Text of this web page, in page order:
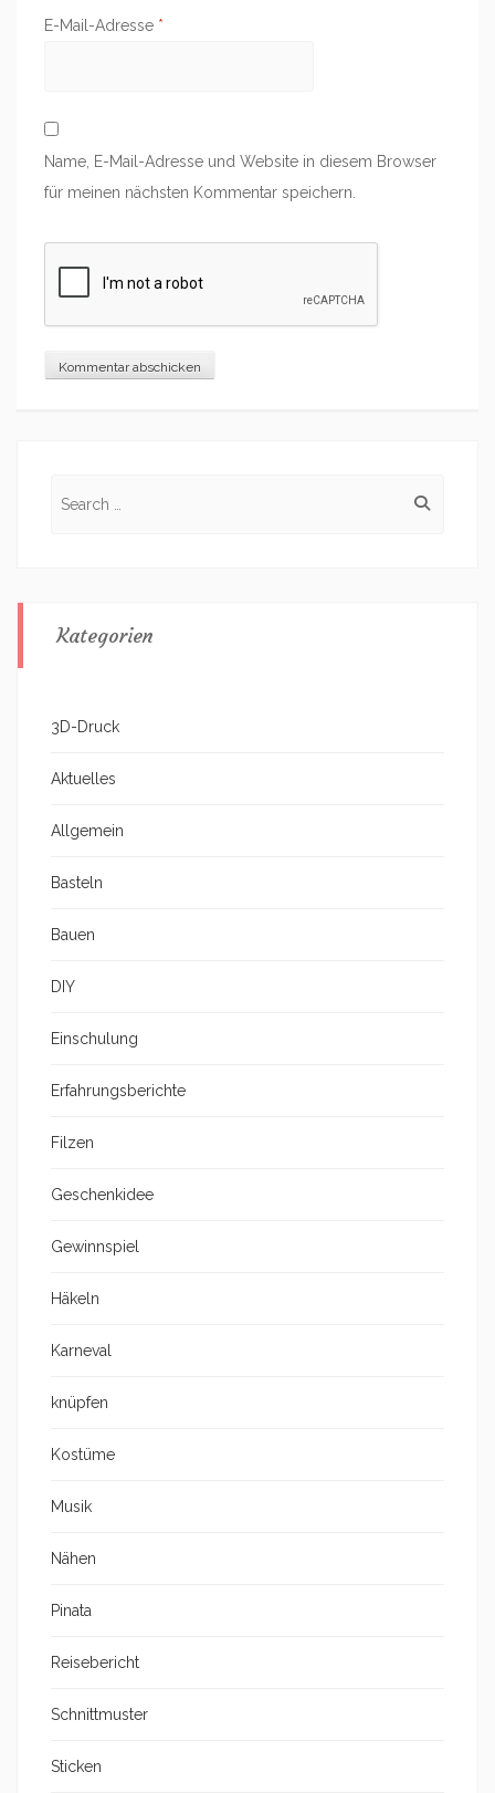
E-Mail-Adresse *
Name, E-Mail-Adresse und Website in diesem Browser
für meinen nächsten Kommentar speichern.
Kategorien
3D-Druck
Aktuelles
Allgemein
Basteln
Bauen
DIY
Einschulung
Erfahrungsberichte
Filzen
Geschenkidee
Gewinnspiel
Häkeln
Karneval
knüpfen
Kostüme
Musik
Nähen
Pinata
Reisebericht
Schnittmuster
Sticken